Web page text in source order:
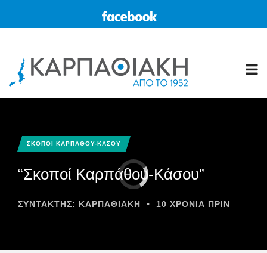
ΣΚΟΠΟΙ ΚΑΡΠΑΘΟΥ-ΚΑΣΟΥ
“Σκοποί Καρπάθου-Κάσου”
ΣΥΝΤΆΚΤΗΣ: ΚΑΡΠΑΘΙΑΚΗ • 10 ΧΡΌΝΙΑ ΠΡΙΝ